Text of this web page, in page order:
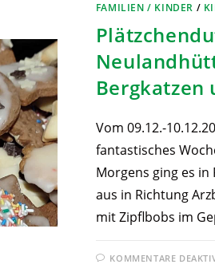
FAMILIEN / KINDER /
Bergkatzen
Vom 09.12.-
fantastisches
Morgens ging es
aus in Richtung
mit Zipflbobs im
KOMMENTARE